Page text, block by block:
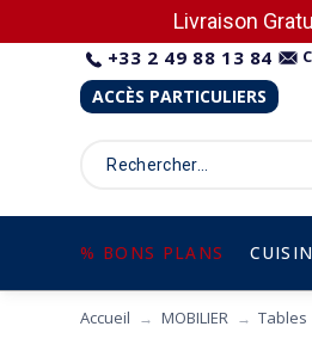
Livraison
+33 2 49 88 13 84
ACCÈS PARTICULIERS
% BONS PLANS
Accueil MOBILIER Tables